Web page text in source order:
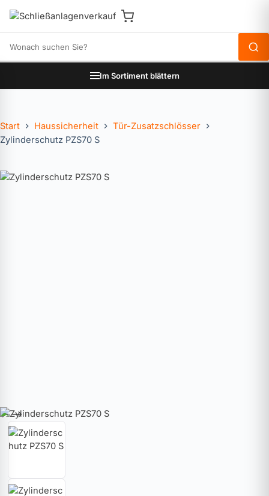
Im Sortiment blättern
Start Haussicherheit
Tür-Zusatzschlösser
Zylinderschutz PZS70 S